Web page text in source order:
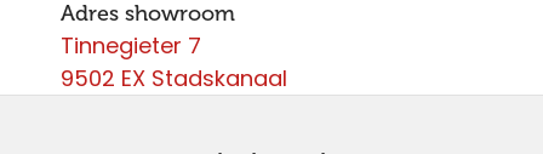
Adres showroom
Tinnegieter 7
9502 EX Stadskanaal